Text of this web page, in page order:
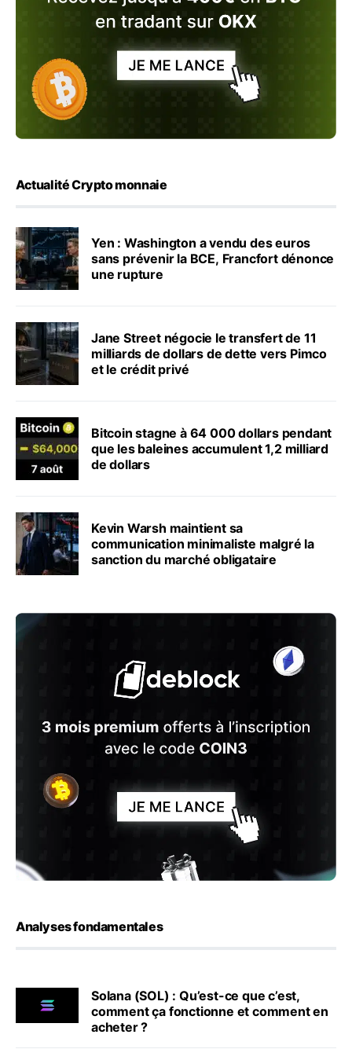
Actualité Crypto monnaie
Yen : Washington a vendu des euros
sans prévenir la BCE, Francfort dénonce
une rupture
Jane Street négocie le transfert de 11
milliards de dollars de dette vers Pimco
et le crédit privé
Bitcoin stagne à 64 000 dollars pendant
que les baleines accumulent 1,2 milliard
de dollars
Kevin Warsh maintient sa
communication minimaliste malgré la
sanction du marché obligataire
Analyses fondamentales
Solana (SOL) : Qu’est-ce que c’est,
comment ça fonctionne et comment en
acheter ?